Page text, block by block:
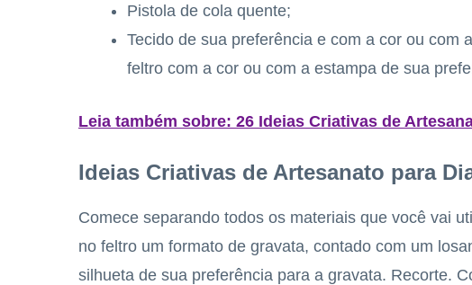
Pistola de cola quente;
Tecido de sua preferência e com a cor ou com
feltro com a cor ou com a estampa de sua
Leia também sobre: 26 Ideias Criativas de
Ideias Criativas de Artesanato para
Comece separando todos os materiais que você vai
no feltro um formato de gravata, contado com um
silhueta de sua preferência para a gravata. Recorte.